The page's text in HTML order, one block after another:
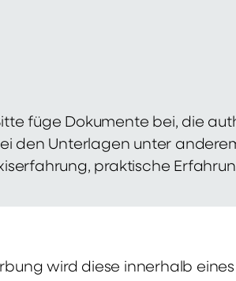
füge Dokumente bei, die
den Unterlagen unter
praktische
wird diese innerhalb